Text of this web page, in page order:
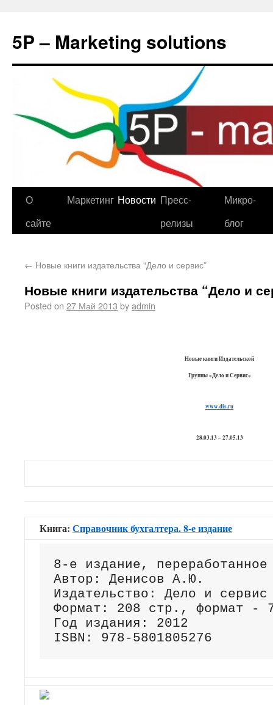
5P – Marketing solutions
О
сайте
Маркетинг Новости Пресс-
релизы
Микро-
блог
← Новые книги издательства “Дело и сервис”
Новые книги издательства “Дело и
Posted on 27 Май 2013 byadmin
Новые книгиИздательской
Группы «Дело и Сервис»
www.dis.ru
28.03.13 – 27.05.13
Книга: Справочник бухгалтера. 8-е издание
8-е издание, переработанное
Автор: Денисов А.Ю.
Издательство: Дело и сервис
Формат: 208 стр., формат -
Год издания: 2012
ISBN: 978-5801805276